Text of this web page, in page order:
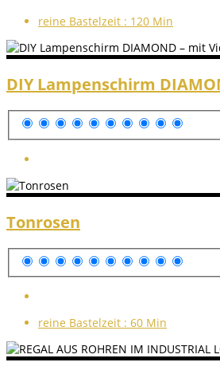
reine Bastelzeit : 120 Min
DIY Lampenschirm
Tonrosen
reine Bastelzeit : 60 Min